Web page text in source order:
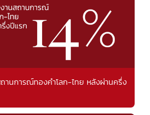
ถานการณ์ทองคำโลก-ไทย หลังผ่านครึ่ง